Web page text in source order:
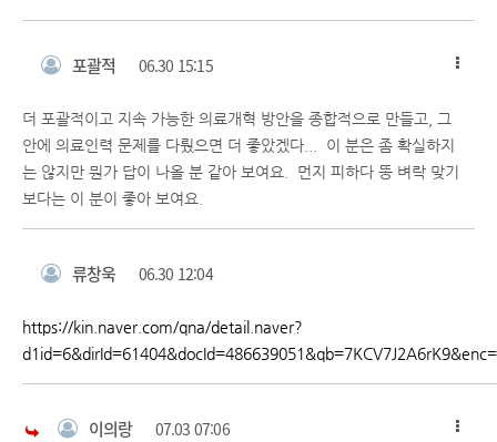
포괄적 06.30 15:15
더 포괄적이고 지속 가능한 의료개혁 방안을 종합적으로 만들고, 그
안에 의료인력 문제를 다뤘으면 더 좋았겠다... 이 분은 좀 확실하지
는 않지만 뭔가 답이 나올 분 같아 보여요. 먼지 피하다 똥 벼락 맞기
보다는 이 분이 좋아 보여요.
류창욱 06.30 12:04
https://kin.naver.com/qna/detail.naver?
이의랑 07.03 07:06